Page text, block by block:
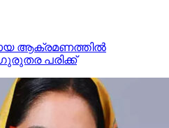
ആക്രമണത്തില്‍
പരിക്ക്